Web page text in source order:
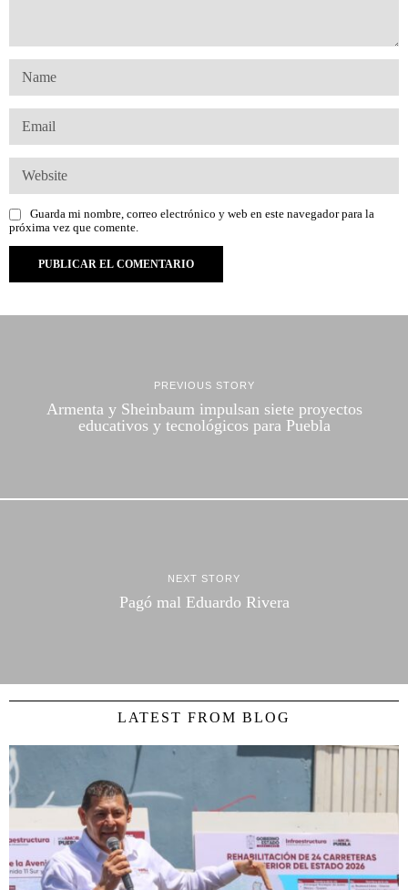
Guarda mi nombre, correo electrónico y web en este navegador para la
próxima vez que comente.
PREVIOUS STORY
Armenta y Sheinbaum impulsan siete proyectos
educativos y tecnológicos para Puebla
NEXT STORY
Pagó mal Eduardo Rivera
LATEST FROM BLOG